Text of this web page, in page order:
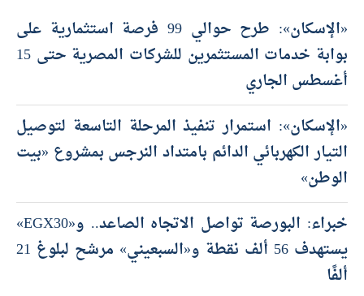
«الإسكان»: طرح حوالي 99 فرصة استثمارية على
بوابة خدمات المستثمرين للشركات المصرية حتى 15
أغسطس الجاري
«الإسكان»: استمرار تنفيذ المرحلة التاسعة لتوصيل
التيار الكهربائي الدائم بامتداد النرجس بمشروع «بيت
الوطن»
خبراء: البورصة تواصل الاتجاه الصاعد.. و«EGX30»
يستهدف 56 ألف نقطة و«السبعيني» مرشح لبلوغ 21
ألفًا